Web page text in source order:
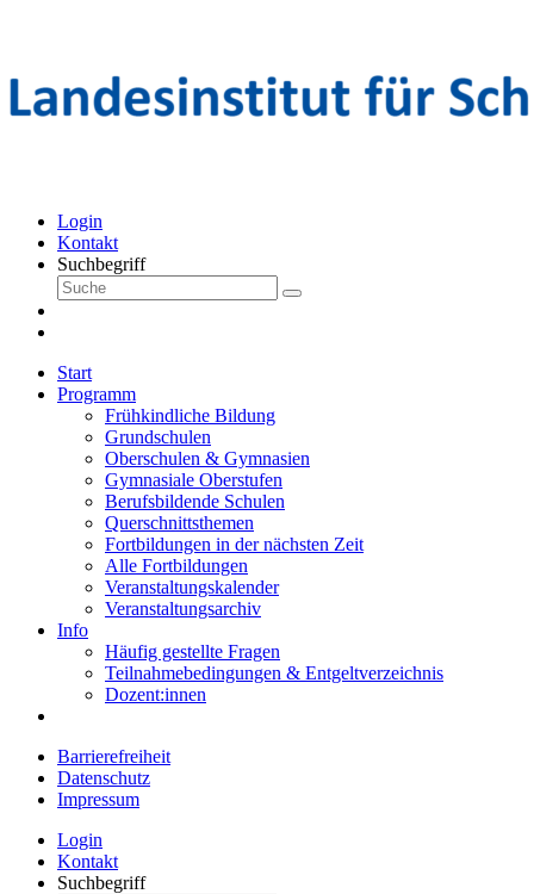
Login
Kontakt
Suchbegriff
Start
Programm
Frühkindliche Bildung
Grundschulen
Oberschulen & Gymnasien
Gymnasiale Oberstufen
Berufsbildende Schulen
Querschnittsthemen
Fortbildungen in der nächsten Zeit
Alle Fortbildungen
Veranstaltungskalender
Veranstaltungsarchiv
Info
Häufig gestellte Fragen
Teilnahmebedingungen & Entgeltverzeichnis
Dozent:innen
Barrierefreiheit
Datenschutz
Impressum
Login
Kontakt
Suchbegriff